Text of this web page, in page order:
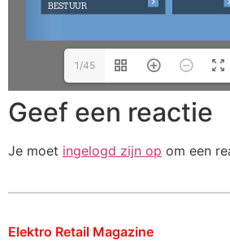
1/45
Geef een reactie
Je moet ingelogd zijn op om een
Elektro Retail Magazine